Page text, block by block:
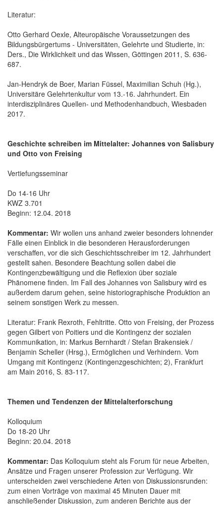
Literatur:
Otto Gerhard Oexle, Alteuropäische Voraussetzungen des
Bildungsbürgertums - Universitäten, Gelehrte und Studierte, in:
Ders., Die Wirklichkeit und das Wissen, Göttingen 2011, S. 636-
687.
Jan-Hendryk de Boer, Marian Füssel, Maximilian Schuh (Hg.),
Universitäre Gelehrtenkultur vom 13.-16. Jahrhundert. Ein
interdisziplinäres Quellen- und Methodenhandbuch, Wiesbaden
2017.
Geschichte schreiben im Mittelalter: Johannes von Salisbury
und Otto von Freising
Vertiefungsseminar
Do 14-16 Uhr
KWZ 3.701
Beginn: 12.04. 2018
Kommentar: Wir wollen uns anhand zweier besonders lohnender
Fälle einen Einblick in die besonderen Herausforderungen
verschaffen, vor die sich Geschichtsschreiber im 12. Jahrhundert
gestellt sahen. Besondere Beachtung sollen dabei die
Kontingenzbewältigung und die Reflexion über soziale
Phänomene finden. Im Fall des Johannes von Salisbury wird es
außerdem darum gehen, seine historiographische Produktion an
seinem sonstigen Werk zu messen.
Literatur: Frank Rexroth, Fehltritte. Otto von Freising, der Prozess
gegen Gilbert von Poitiers und die Kontingenz der sozialen
Kommunikation, in: Markus Bernhardt / Stefan Brakensiek /
Benjamin Scheller (Hrsg.), Ermöglichen und Verhindern. Vom
Umgang mit Kontingenz (Kontingenzgeschichten; 2), Frankfurt
am Main 2016, S. 83-117.
Themen und Tendenzen der Mittelalterforschung
Kolloquium
Do 18-20 Uhr
Beginn: 20.04. 2018
Kommentar: Das Kolloquium steht als Forum für neue Arbeiten,
Ansätze und Fragen unserer Profession zur Verfügung. Wir
unterscheiden zwei verschiedene Arten von Diskussionsrunden:
zum einen Vorträge von maximal 45 Minuten Dauer mit
anschließender Diskussion, zum anderen Berichte aus der